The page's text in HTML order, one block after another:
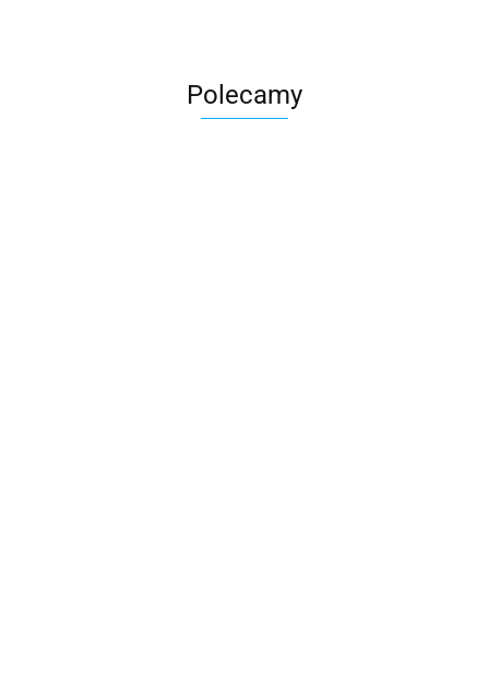
Polecamy